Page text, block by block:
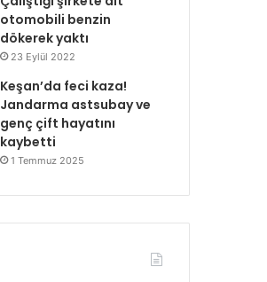
otomobili benzin
dökerek yaktı
23 Eylül 2022
Keşan’da feci kaza!
Jandarma astsubay ve
genç çift hayatını
kaybetti
1 Temmuz 2025